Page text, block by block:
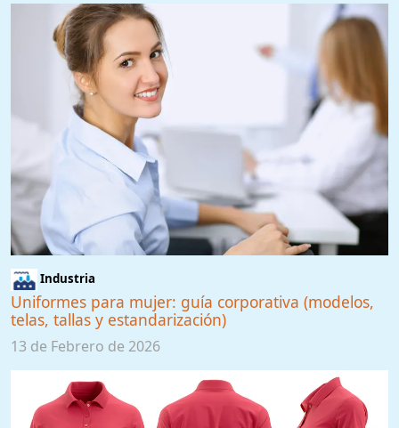
Industria
Uniformes para mujer: guía corporativa (modelos,
telas, tallas y estandarización)
13 de Febrero de 2026